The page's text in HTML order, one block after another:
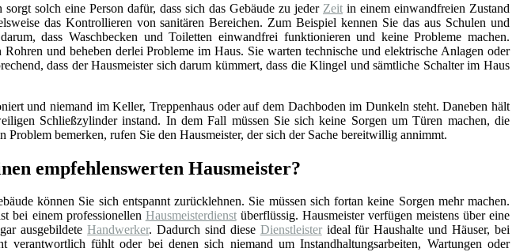
solch eine Person dafür, dass sich das Gebäude zu jeder Zeit in einem einwandfreien Zustand
das Kontrollieren von sanitären Bereichen. Zum Beispiel kennen Sie das aus Schulen und
dass Waschbecken und Toiletten einwandfrei funktionieren und keine Probleme machen.
und beheben derlei Probleme im Haus. Sie warten technische und elektrische Anlagen oder
dass der Hausmeister sich darum kümmert, dass die Klingel und sämtliche Schalter im Haus
und niemand im Keller, Treppenhaus oder auf dem Dachboden im Dunkeln steht. Daneben hält
Schließzylinder instand. In dem Fall müssen Sie sich keine Sorgen um Türen machen, die
Problem bemerken, rufen Sie den Hausmeister, der sich der Sache bereitwillig annimmt.
empfehlenswerten Hausmeister?
können Sie sich entspannt zurücklehnen. Sie müssen sich fortan keine Sorgen mehr machen.
bei einem professionellen Hausmeisterdienstüberflüssig. Hausmeister verfügen meistens über eine
ausgebildeteHandwerker. Dadurch sind diese Dienstleisterideal für Haushalte und Häuser, bei
fühlt oder bei denen sich niemand um Instandhaltungsarbeiten, Wartungen oder